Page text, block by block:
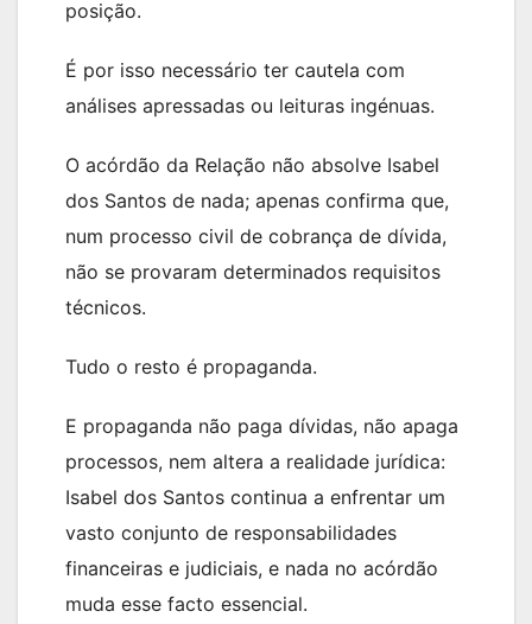
posição.
É por isso necessário ter cautela com
análises apressadas ou leituras ingénuas.
O acórdão da Relação não absolve Isabel
dos Santos de nada; apenas confirma que,
num processo civil de cobrança de dívida,
não se provaram determinados requisitos
técnicos.
Tudo o resto é propaganda.
E propaganda não paga dívidas, não apaga
processos, nem altera a realidade jurídica:
Isabel dos Santos continua a enfrentar um
vasto conjunto de responsabilidades
financeiras e judiciais, e nada no acórdão
muda esse facto essencial.